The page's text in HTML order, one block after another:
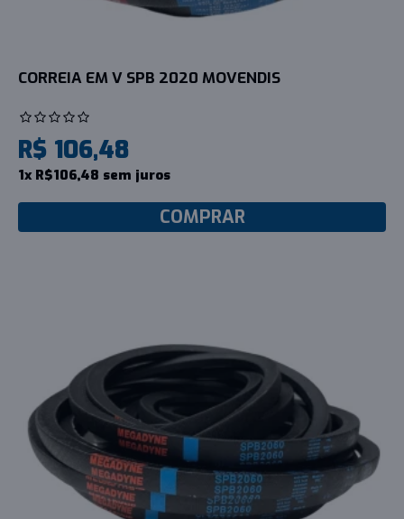
CORREIA EM V SPB 2020 MOVENDIS
R$ 106,48
1x R$106,48 sem juros
COMPRAR